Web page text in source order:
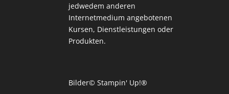
jedwedem anderen
Internetmedium angebotenen
Kursen, Dienstleistungen oder
Produkten.
Bilder© Stampin' Up!®